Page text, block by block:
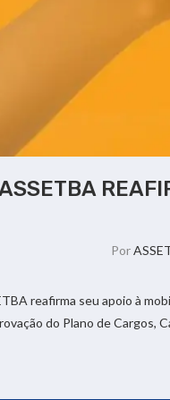
Por
reafirma seu apoio à
do Plano de Cargos,